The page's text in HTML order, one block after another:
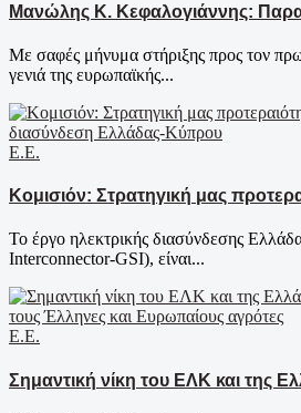
Μανώλης Κ. Κεφαλογιάννης:
Με σαφές μήνυμα στήριξης προς τον
γενιά της ευρωπαϊκής...
Ε.Ε.
Κομισιόν: Στρατηγική μας
Το έργο ηλεκτρικής διασύνδεσης
Interconnector-GSI), είναι...
Ε.Ε.
Σημαντική νίκη του ΕΛΚ και της